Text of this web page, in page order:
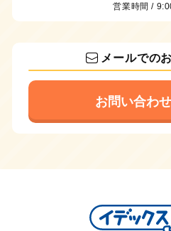
営業時間 /
メールでの
お問い合わ